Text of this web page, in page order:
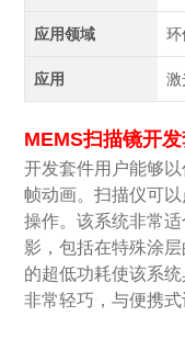
应用领域 环
应用 激
MEMS扫描镜开
开发套件用户能够
帧动画。扫描仪可
操作。该系统非常
影，包括在特殊涂
的超低功耗使该系
非常轻巧，与便携式